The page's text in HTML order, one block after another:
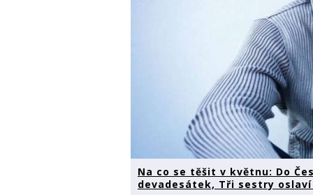
Na co se těšit v květnu: Do
devadesátek, Tři sestry